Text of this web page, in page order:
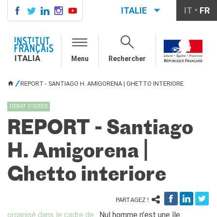
COURS DE FRANÇAIS
LE MONDE SCOLAIRE
Studenti
Formation professionnelle
France-Italie
SPECTACLE VIVANT ET
ARTS VISUELS
Nouveau Grand Tour
Exaequa
ITALIE IT FR
ITALIA Menu Rechercher
REPORT - SANTIAGO H. AMIGORENA | GHETTO INTERIORE
DÉBAT D'IDÉES
REPORT - Santiago
H. Amigorena |
Ghetto interiore
PARTAGEZ !
organisé dans le cadre de : Nul homme n'est une île